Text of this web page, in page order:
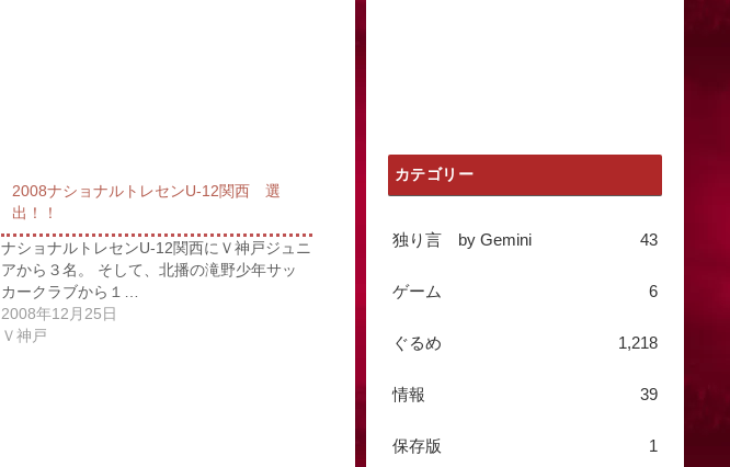
2008ナショナルトレセンU-12関西 選
出！！
ナショナルトレセンU-12関西にＶ神戸ジュニ
アから３名。 そして、北播の滝野少年サッ
カークラブから１…
2008年12月25日
Ｖ神戸
カテゴリー
独り言 by Gemini 43
ゲーム 6
ぐるめ 1,218
情報 39
保存版 1